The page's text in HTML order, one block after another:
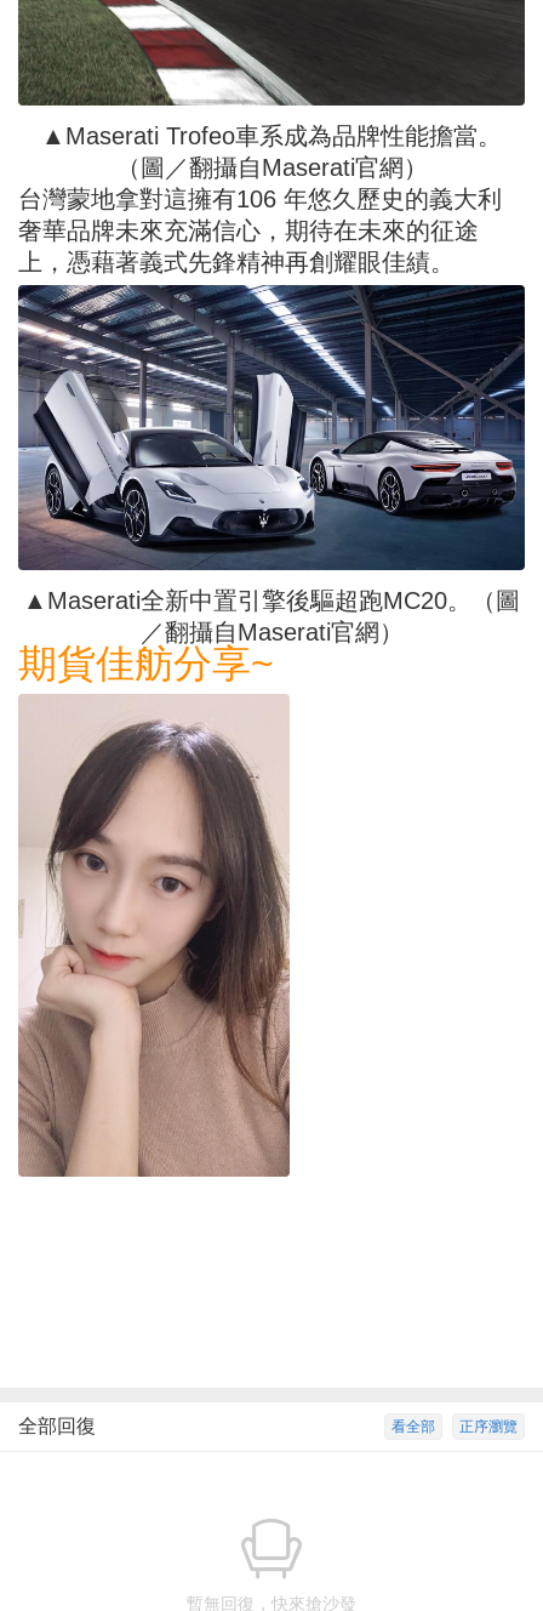
▲Maserati Trofeo車系成為品牌性能擔當。
（圖／翻攝自Maserati官網）
台灣蒙地拿對這擁有106 年悠久歷史的義大利
奢華品牌未來充滿信心，期待在未來的征途
上，憑藉著義式先鋒精神再創耀眼佳績。
▲Maserati全新中置引擎後驅超跑MC20。（圖
／翻攝自Maserati官網）
期貨佳舫分享~
正序瀏覽
看全部
全部回復
暫無回復，快來搶沙發